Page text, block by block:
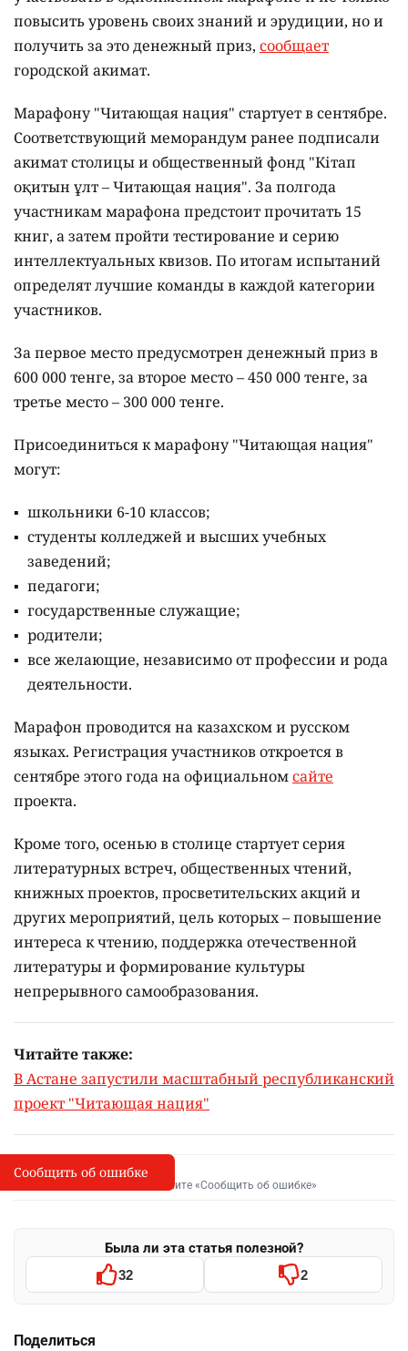
повысить уровень своих знаний и эрудиции, но и
получить за это денежный приз, сообщает
городской акимат.
Марафону "Читающая нация" стартует в сентябре.
Соответствующий меморандум ранее подписали
акимат столицы и общественный фонд "Кітап
оқитын ұлт – Читающая нация". За полгода
участникам марафона предстоит прочитать 15
книг, а затем пройти тестирование и серию
интеллектуальных квизов. По итогам испытаний
определят лучшие команды в каждой категории
участников.
За первое место предусмотрен денежный приз в
600 000 тенге, за второе место – 450 000 тенге, за
третье место – 300 000 тенге.
Присоединиться к марафону "Читающая нация"
могут:
школьники 6-10 классов;
студенты колледжей и высших учебных
заведений;
педагоги;
государственные служащие;
родители;
все желающие, независимо от профессии и рода
деятельности.
Марафон проводится на казахском и русском
языках. Регистрация участников откроется в
сентябре этого года на официальномсайте
проекта.
Кроме того, осенью в столице стартует серия
литературных встреч, общественных чтений,
книжных проектов, просветительских акций и
других мероприятий, цель которых –повышение
интереса к чтению, поддержка отечественной
литературы и формирование культуры
непрерывного самообразования.
Читайте также:
В Астане запустили масштабный республиканский
проект "Читающая нация"
I
Сообщить об опечатке
Выделите фрагмент и нажмите «Сообщить об ошибке»
Была ли эта статья полезной?
32 2
Поделиться
Сообщить об ошибке